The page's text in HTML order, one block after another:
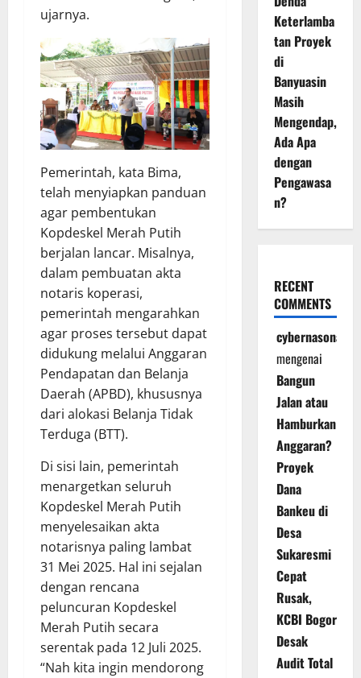
ujarnya.
Pemerintah, kata Bima,
telah menyiapkan panduan
agar pembentukan
Kopdeskel Merah Putih
berjalan lancar. Misalnya,
dalam pembuatan akta
notaris koperasi,
pemerintah mengarahkan
agar proses tersebut dapat
didukung melalui Anggaran
Pendapatan dan Belanja
Daerah (APBD), khususnya
dari alokasi Belanja Tidak
Terduga (BTT).
Di sisi lain, pemerintah
menargetkan seluruh
Kopdeskel Merah Putih
menyelesaikan akta
notarisnya paling lambat
31 Mei 2025. Hal ini sejalan
dengan rencana
peluncuran Kopdeskel
Merah Putih secara
serentak pada 12 Juli 2025.
“Nah kita ingin mendorong
Keterlamba
tan Proyek
di
Banyuasin
Masih
Mengendap,
Ada Apa
dengan
Pengawasa
n?
RECENT
COMMENTS
cybernasonal
mengenai
Bangun
Jalan atau
Hamburkan
Anggaran?
Proyek
Dana
Bankeu di
Desa
Sukaresmi
Cepat
Rusak,
KCBI Bogor
Desak
Audit Total